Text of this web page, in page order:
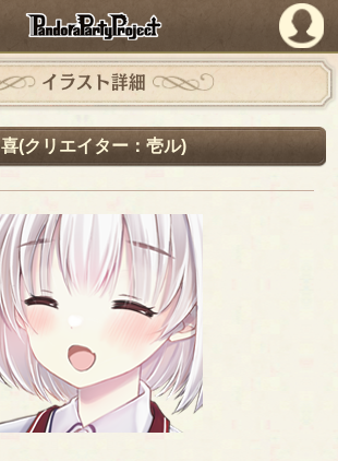
PandoraPartyProject
イラスト詳細
喜(クリエイター：壱ル)